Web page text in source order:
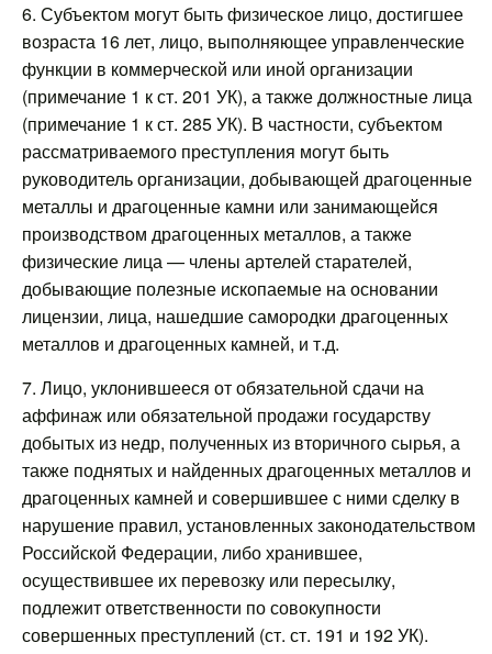
6. Субъектом могут быть физическое лицо, достигшее
возраста 16 лет, лицо, выполняющее управленческие
функции в коммерческой или иной организации
(примечание 1 к ст. 201 УК), а также должностные лица
(примечание 1 к ст. 285 УК). В частности, субъектом
рассматриваемого преступления могут быть
руководитель организации, добывающей драгоценные
металлы и драгоценные камни или занимающейся
производством драгоценных металлов, а также
физические лица — члены артелей старателей,
добывающие полезные ископаемые на основании
лицензии, лица, нашедшие самородки драгоценных
металлов и драгоценных камней, и т.д.
7. Лицо, уклонившееся от обязательной сдачи на
аффинаж или обязательной продажи государству
добытых из недр, полученных из вторичного сырья, а
также поднятых и найденных драгоценных металлов и
драгоценных камней и совершившее с ними сделку в
нарушение правил, установленных законодательством
Российской Федерации, либо хранившее,
осуществившее их перевозку или пересылку,
подлежит ответственности по совокупности
совершенных преступлений (ст. ст. 191 и 192 УК).